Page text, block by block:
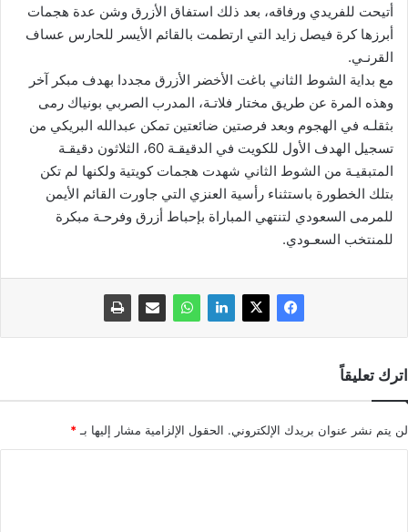
أتيحت للفريدي ورفاقه، بعد ذلك استفاق الأزرق وشن عدة هجمات
أبرزها كرة فيصل زايد التي ارتطمت بالقائم الأيسر للحارس عساف
القرنـي.
مع بداية الشوط الثاني باغت الأخضر الأزرق مجددا بهدف مبكر آخر
وهذه المرة عن طريق مختار فلاتـة، المدرب الصربي بونياك رمى
بثقلـه في الهجوم وبعد فرصتين ضائعتين تمكن عبدالله البريكي من
تسجيل الهدف الأول للكويت في الدقيقـة 60، الثلاثون دقيقـة
المتبقيـة من الشوط الثاني شهدت هجمات كويتية ولكنها لم تكن
بتلك الخطورة باستثناء رأسية العنزي التي جاورت القائم الأيمن
للمرمى السعودي لتنتهي المباراة بإحباط أزرق وفرحـة مبكرة
للمنتخب السعـودي.
اترك تعليقاً
لن يتم نشر عنوان بريدك الإلكتروني. الحقول الإلزامية مشار إليها بـ *